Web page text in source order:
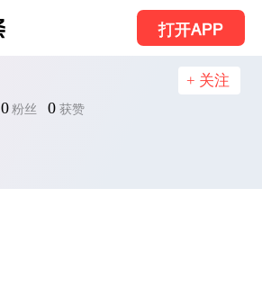
打开APP
0 粉丝 0 获赞
+ 关注